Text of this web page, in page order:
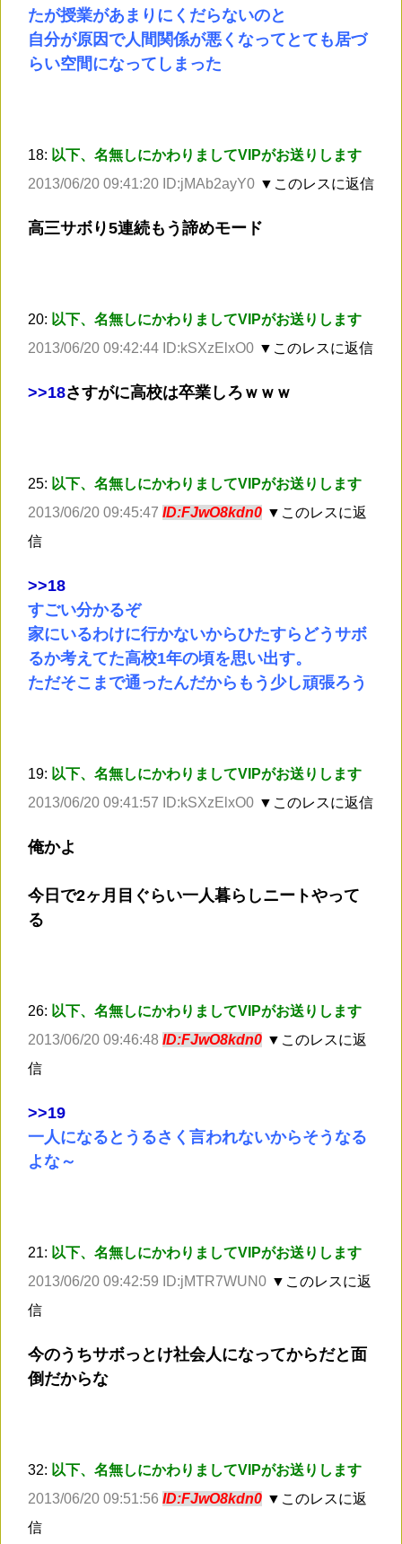
たが授業があまりにくだらないのと
自分が原因で人間関係が悪くなってとても居づ
らい空間になってしまった
18: 以下、名無しにかわりましてVIPがお送りします
2013/06/20 09:41:20 ID:jMAb2ayY0 ▼このレスに返信
高三サボり5連続もう諦めモード
20: 以下、名無しにかわりましてVIPがお送りします
2013/06/20 09:42:44 ID:kSXzElxO0 ▼このレスに返信
>>18さすがに高校は卒業しろｗｗｗ
25: 以下、名無しにかわりましてVIPがお送りします
2013/06/20 09:45:47 ID:FJwO8kdn0 ▼このレスに返
信
>>18
すごい分かるぞ
家にいるわけに行かないからひたすらどうサボ
るか考えてた高校1年の頃を思い出す。
ただそこまで通ったんだからもう少し頑張ろう
19: 以下、名無しにかわりましてVIPがお送りします
2013/06/20 09:41:57 ID:kSXzElxO0 ▼このレスに返信
俺かよ
今日で2ヶ月目ぐらい一人暮らしニートやって
る
26: 以下、名無しにかわりましてVIPがお送りします
2013/06/20 09:46:48 ID:FJwO8kdn0 ▼このレスに返
信
>>19
一人になるとうるさく言われないからそうなる
よな～
21: 以下、名無しにかわりましてVIPがお送りします
2013/06/20 09:42:59 ID:jMTR7WUN0 ▼このレスに返
信
今のうちサボっとけ社会人になってからだと面
倒だからな
32: 以下、名無しにかわりましてVIPがお送りします
2013/06/20 09:51:56 ID:FJwO8kdn0 ▼このレスに返
信